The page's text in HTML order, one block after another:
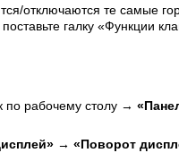
отключаются те самые
галку «Функции
по рабочему столу →
→ «Поворот